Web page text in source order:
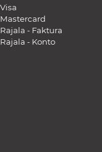
Visa
Mastercard
Rajala - Faktura
Rajala - Konto